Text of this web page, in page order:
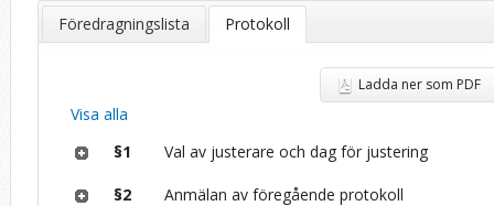
Föredragningslista Protokoll
Ladda ner som PDF
Visa alla
§1
Val av justerare och dag för justering
§2 Anmälan av föregående protokoll